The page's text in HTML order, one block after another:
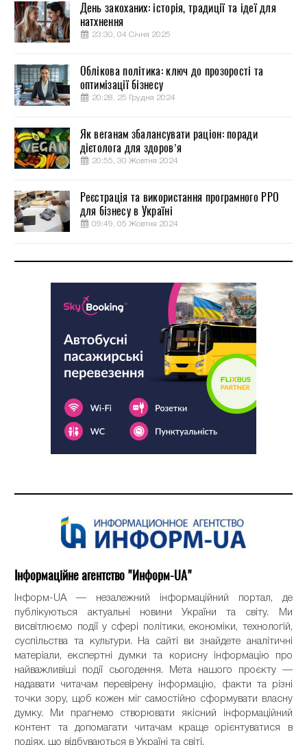
День закоханих: історія, традиції та ідеї для
натхнення
23:30, 04 Січня 2025
Облікова політика: ключ до прозорості та
оптимізації бізнесу
20:28, 25 Грудня 2024
Як веганам збалансувати раціон: поради
дієтолога для здоров’я
20:55, 30 Жовтня 2024
Реєстрація та використання програмного РРО
для бізнесу в Україні
09:49, 05 Жовтня 2024
Інформаційне агентство "Информ-UA"
Інформ-UA — незалежний інформаційний портал, де
публікуються актуальні новини України та світу. Ми
висвітлюємо події у сфері політики, економіки, технологій,
суспільства та культури. На сайті ви знайдете аналітичні
матеріали, експертні думки та корисну інформацію про
найважливіші події сьогодення. Мета нашого проєкту —
надавати читачам перевірену інформацію, факти та різні
точки зору, щоб кожен міг самостійно сформувати власну
думку. Ми прагнемо створювати якісний інформаційний
контент та допомагати читачам краще орієнтуватися в
подіях, що відбуваються в Україні та світі.